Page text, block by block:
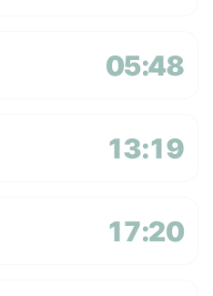
05:48
13:19
17:20